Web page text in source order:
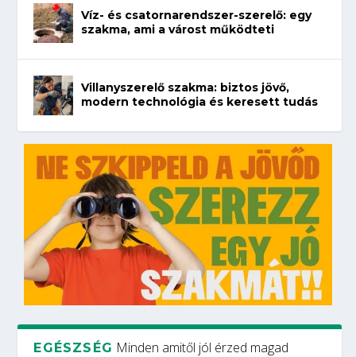
Víz- és csatornarendszer-szerelő: egy
szakma, ami a várost működteti
Villanyszerelő szakma: biztos jövő,
modern technológia és keresett tudás
EGÉSZSÉG Minden amitől jól érzed magad